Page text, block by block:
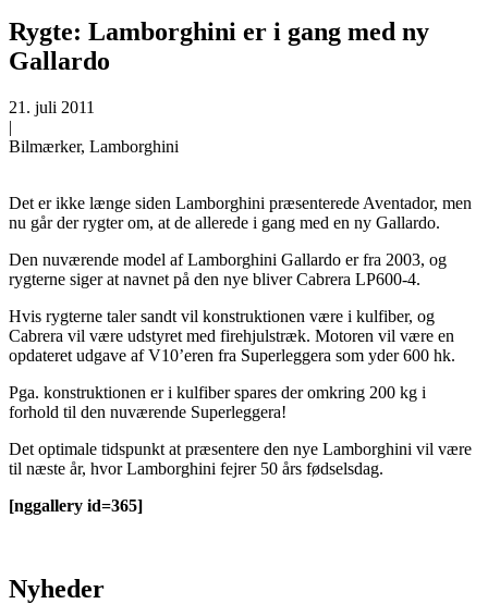
Rygte: Lamborghini er i gang med ny
Gallardo
21. juli 2011
|
Bilmærker, Lamborghini
Det er ikke længe siden Lamborghini præsenterede Aventador, men
nu går der rygter om, at de allerede i gang med en ny Gallardo.
Den nuværende model af Lamborghini Gallardo er fra 2003, og
rygterne siger at navnet på den nye bliver Cabrera LP600-4.
Hvis rygterne taler sandt vil konstruktionen være i kulfiber, og
Cabrera vil være udstyret med firehjulstræk. Motoren vil være en
opdateret udgave af V10’eren fra Superleggera som yder 600 hk.
Pga. konstruktionen er i kulfiber spares der omkring 200 kg i
forhold til den nuværende Superleggera!
Det optimale tidspunkt at præsentere den nye Lamborghini vil være
til næste år, hvor Lamborghini fejrer 50 års fødselsdag.
[nggallery id=365]
Nyheder